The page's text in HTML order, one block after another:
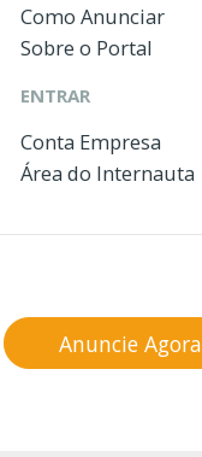
Como Anunciar
Sobre o Portal
ENTRAR
Conta Empresa
Área do Internauta
Anuncie Agora